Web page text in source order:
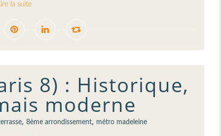
la suite
8) : Historique,
moderne
, 8ème arrondissement, métro madeleine